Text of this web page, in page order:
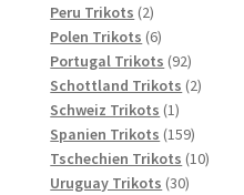
Peru Trikots 22
Produkte
Polen Trikots 66
Produkte
Portugal Trikots 9292
Produkte
Schottland Trikots 22
Schweiz Trikots 11
Produkt
Spanien Trikots 159159
Produkte
Tschechien Trikots 1010
Uruguay Trikots 3030